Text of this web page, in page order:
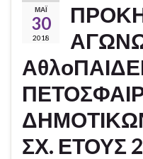
ΜΆΙ
30
2018
ΣΧ. ΕΤΟΥΣ